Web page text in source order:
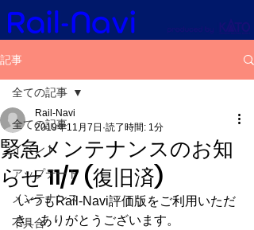
記事
全ての記事
イベント
アップデート
メンテナンス
不具合
全ての記事
緊急メンテナンスのお知
らせ 11/7 (復旧済)
Rail-Navi
2019年11月7日 読了時間: 1分
いつもRail-Navi評価版をご利用いただ
き、ありがとうございます。